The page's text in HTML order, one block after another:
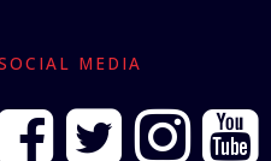
MEDIA